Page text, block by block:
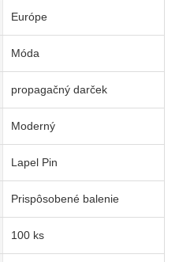
Európe
Móda
propagačný darček
Moderný
Lapel Pin
Prispôsobené balenie
100 ks